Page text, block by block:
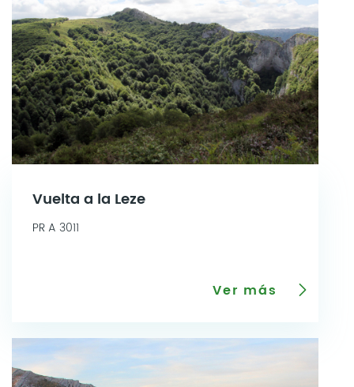
Vuelta a la Leze
PR A 3011
Ver más